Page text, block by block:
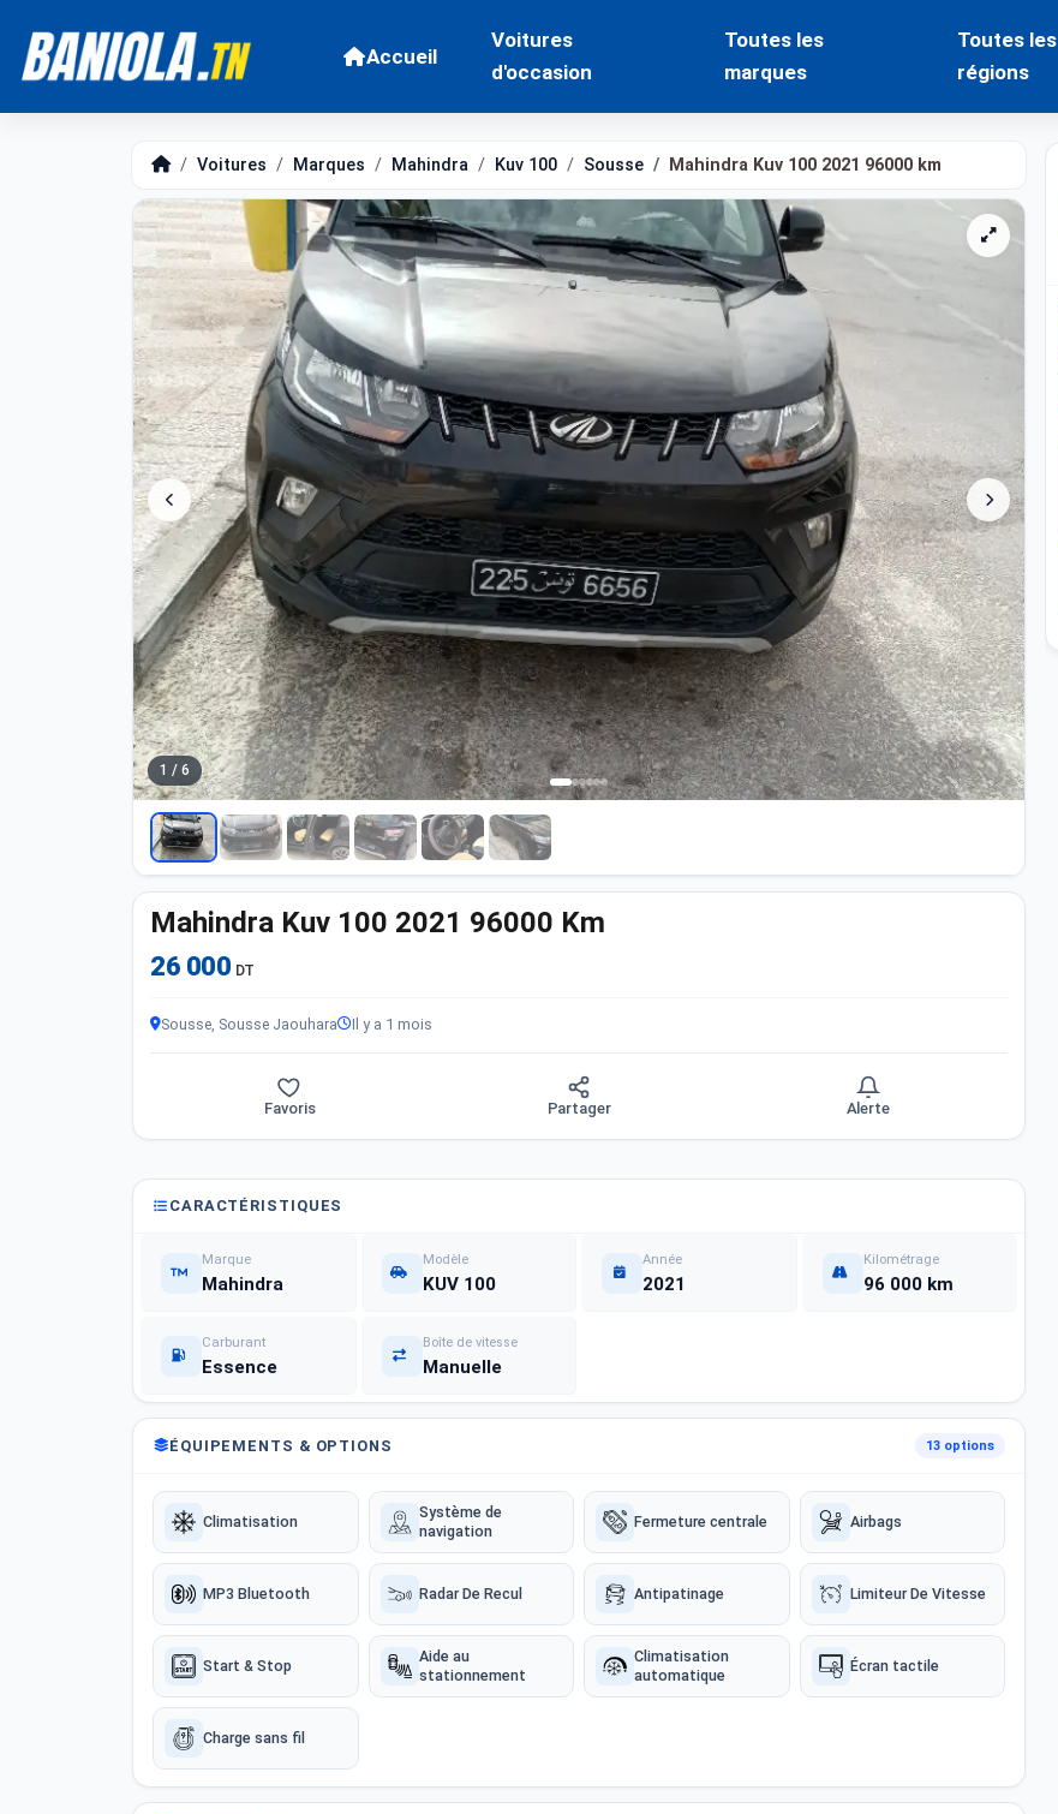
Accueil
Voitures
d'occasion
Toutes les
marques
Toutes les
régions
Voitures Marques Mahindra Kuv 100 Sousse Mahindra Kuv 100 2021 96000 km
1 / 6
Mahindra Kuv 100 2021 96000 Km
26 000 DT
Sousse, Sousse Jaouhara Il y a 1 mois
Favoris Partager Alerte
CARACTÉRISTIQUES
Marque
Mahindra
Modèle
KUV 100
Année
2021
Kilométrage
96 000 km
Carburant
Essence
Boîte de vitesse
Manuelle
ÉQUIPEMENTS & OPTIONS 13 options
Climatisation
Système de
navigation
Fermeture centrale Airbags
MP3 Bluetooth Radar De Recul Antipatinage Limiteur De Vitesse
Start & Stop
Aide au
stationnement
Climatisation
automatique
Écran tactile
Charge sans fil